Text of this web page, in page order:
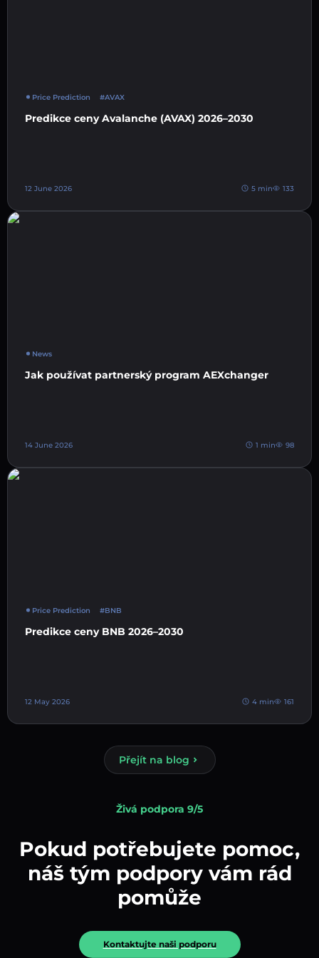
Price Prediction #AVAX
Predikce ceny Avalanche (AVAX) 2026–2030
12 June 2026 5 min 133
News
Jak používat partnerský program AEXchanger
14 June 2026 1 min 98
Price Prediction #BNB
Predikce ceny BNB 2026–2030
12 May 2026 4 min 161
Přejít na blog
Živá podpora 9/5
Pokud potřebujete pomoc,
náš tým podpory vám rád
pomůže
Kontaktujte naši podporu